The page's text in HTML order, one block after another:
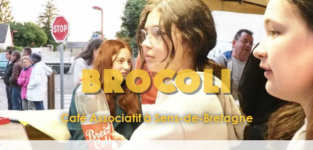
BROCOLI
Café Associatif à Sens-de-Bretagne